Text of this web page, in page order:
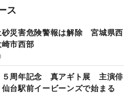
ス
砂災害危険警報は解除 宮城県西
市西部
５周年記念 真アギト展 主演俳
台駅前イービーンズで始まる